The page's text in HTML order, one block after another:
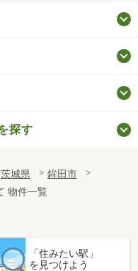
探す
茨城県
鉾田市
物件一覧
「住みたい駅」
を見つけよう